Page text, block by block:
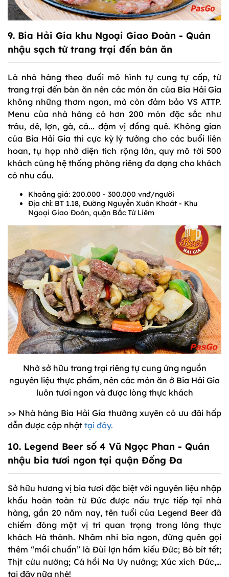
9. Bia Hải Gia khu Ngoại Giao Đoàn - Quán
nhậu sạch từ trang trại đến bàn ăn
Là nhà hàng theo đuổi mô hình tự cung tự cấp, từ
trang trại đến bàn ăn nên các món ăn của Bia Hải Gia
không những thơm ngon, mà còn đảm bảo VS ATTP.
Menu của nhà hàng có hơn 200 món đặc sắc như
trâu, dê, lợn, gà, cá... đậm vị đồng quê. Không gian
của Bia Hải Gia thì cực kỳ lý tưởng cho các buổi liên
hoan, tụ họp nhờ diện tích rộng lớn, quy mô tới 500
khách cùng hệ thống phòng riêng đa dạng cho khách
có nhu cầu.
Khoảng giá: 200.000 - 300.000 vnđ/người
Địa chỉ: BT 1.18, Đường Nguyễn Xuân Khoát - Khu
Ngoại Giao Đoàn, quận Bắc Từ Liêm
Nhờ sở hữu trang trại riêng tự cung ứng nguồn
nguyên liệu thực phẩm, nên các món ăn ở Bia Hải Gia
luôn tươi ngon và được lòng thực khách
>> Nhà hàng Bia Hải Gia thường xuyên có ưu đãi hấp
dẫn được cập nhật tại đây.
10. Legend Beer số 4 Vũ Ngọc Phan - Quán
nhậu bia tươi ngon tại quận Đống Đa
Sở hữu hương vị bia tươi đặc biệt với nguyên liệu nhập
khẩu hoàn toàn từ Đức được nấu trực tiếp tại nhà
hàng, gần 20 năm nay, tên tuổi của Legend Beer đã
chiếm đóng một vị trí quan trọng trong lòng thực
khách Hà thành. Nhâm nhi bia ngon, đừng quên gọi
thêm “mồi chuẩn” là Đùi lợn hầm kiểu Đức; Bò bít tết;
Thịt cừu nướng; Cá hồi Na Uy nướng; Xúc xích Đức,…
tại đây nữa nhé!